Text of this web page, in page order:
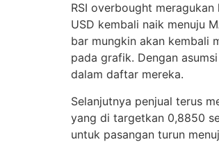
RSI overbought
USD kembali naik menuju
bar mungkin akan kembali
pada grafik. Dengan
dalam daftar mereka.
Selanjutnya penjual terus
yang di targetkan 0,8850
untuk pasangan turun